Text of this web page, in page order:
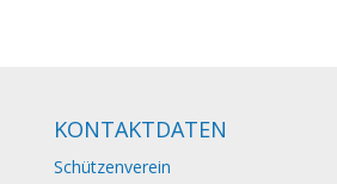
KONTAKTDATEN
Schützenverein